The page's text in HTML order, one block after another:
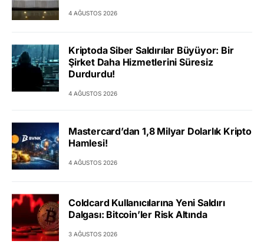
4 AĞUSTOS 2026
Kriptoda Siber Saldırılar Büyüyor: Bir
Şirket Daha Hizmetlerini Süresiz
Durdurdu!
4 AĞUSTOS 2026
Mastercard’dan 1,8 Milyar Dolarlık Kripto
Hamlesi!
4 AĞUSTOS 2026
Coldcard Kullanıcılarına Yeni Saldırı
Dalgası: Bitcoin’ler Risk Altında
3 AĞUSTOS 2026